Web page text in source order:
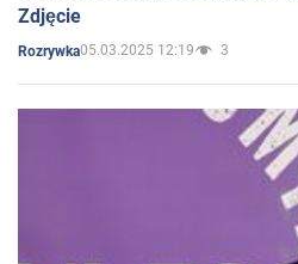
Zdjęcie
Rozrywka05.03.2025 12:19 3